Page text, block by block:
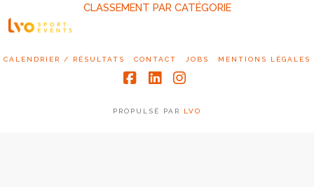
CLASSEMENT PAR CATÉGORIE
CALENDRIER / RÉSULTATS CONTACT JOBS MENTIONS LÉGALES
PROPULSÉ PAR LVO